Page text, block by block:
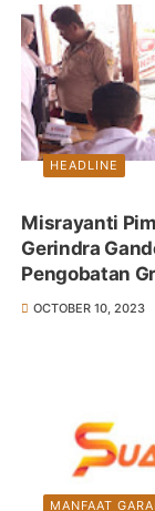
HEADLINE
Misrayanti
Gerindra
Pengobatan
OCTOBER 10, 2023
MANFAAT